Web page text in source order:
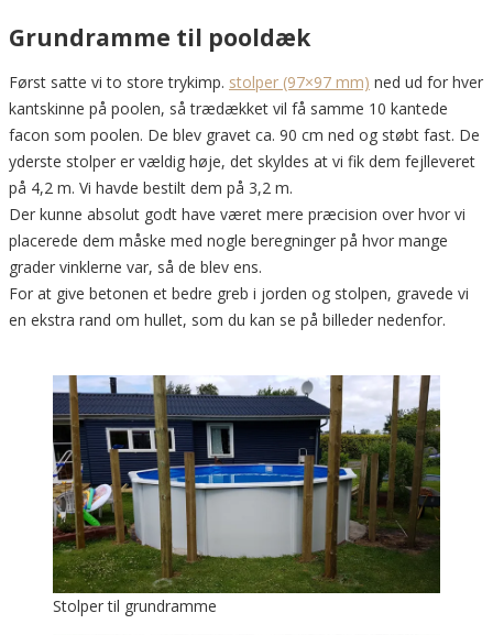
Grundramme til pooldæk
Først satte vi to store trykimp. stolper (97×97 mm) ned ud for hver
kantskinne på poolen, så trædækket vil få samme 10 kantede
facon som poolen. De blev gravet ca. 90 cm ned og støbt fast. De
yderste stolper er vældig høje, det skyldes at vi fik dem fejlleveret
på 4,2 m. Vi havde bestilt dem på 3,2 m.
Der kunne absolut godt have været mere præcision over hvor vi
placerede dem måske med nogle beregninger på hvor mange
grader vinklerne var, så de blev ens.
For at give betonen et bedre greb i jorden og stolpen, gravede vi
en ekstra rand om hullet, som du kan se på billeder nedenfor.
Stolper til grundramme